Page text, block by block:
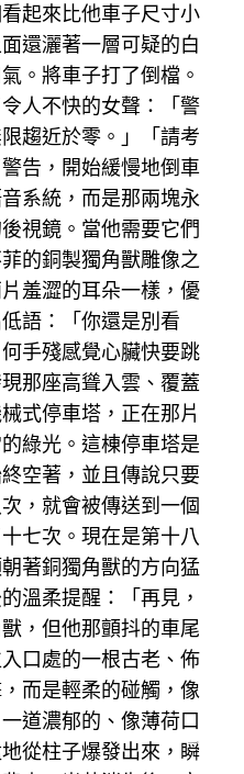
起來比他車子尺寸小
還灑著一層可疑的白
。將車子打了倒檔。
人不快的女聲：「警
趨近於零。」「請考
告，開始緩慢地倒車
系統，而是那兩塊永
視鏡。當他需要它們
的銅製獨角獸雕像之
羞澀的耳朵一樣，優
語：「你還是別看
手殘感覺心臟快要跳
那座高聳入雲、覆蓋
式停車塔，正在那片
綠光。這棟停車塔是
空著，並且傳說只要
，就會被傳送到一個
七次。現在是第十八
著銅獨角獸的方向猛
溫柔提醒：「再見，
，但他那顫抖的車尾
口處的一根古老、佈
而是輕柔的碰觸，像
道濃郁的、像薄荷口
從柱子爆發出來，瞬